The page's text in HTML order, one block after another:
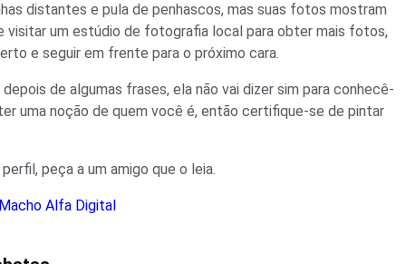
distantes e pula de penhascos, mas suas fotos mostram
visitar um estúdio de fotografia local para obter mais fotos,
e seguir em frente para o próximo cara.
de algumas frases, ela não vai dizer sim para conhecê-
uma noção de quem você é, então certifique-se de pintar
peça a um amigo que o leia.
Alfa Digital